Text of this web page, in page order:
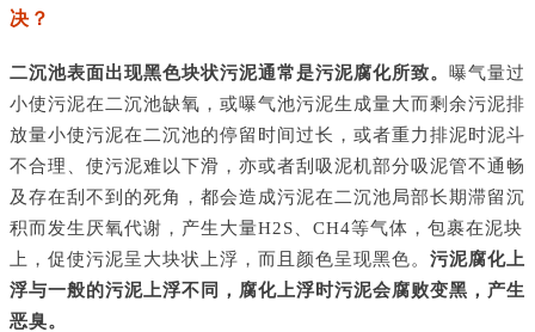
决？
二沉池表面出现黑色块状污泥通常是污泥腐化所致。 曝气量过
小使污泥在二沉池缺氧，或曝气池污泥生成量大而剩余污泥排
放量小使污泥在二沉池的停留时间过长，或者重力排泥时泥斗
不合理、使污泥难以下滑，亦或者刮吸泥机部分吸泥管不通畅
及存在刮不到的死角，都会造成污泥在二沉池局部长期滞留沉
积而发生厌氧代谢，产生大量H2S、CH4等气体，包裹在泥块
上，促使污泥呈大块状上浮，而且颜色呈现黑色。 污泥腐化上
浮与一般的污泥上浮不同，腐化上浮时污泥会腐败变黑，产生
恶臭。